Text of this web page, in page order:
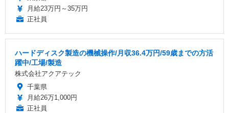
月給23万円～35万円
正社員
ハードディスク製造の機械操作/月収36.4万円/59歳までの方活
躍中/工場/製造
株式会社アクアテック
千葉県
月給26万1,000円
正社員